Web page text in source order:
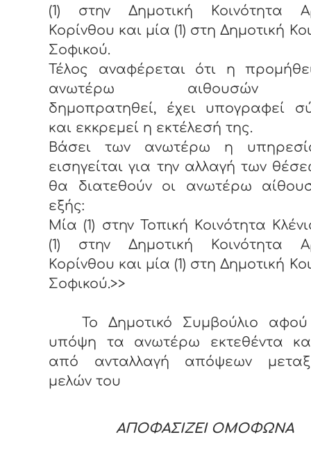
(1) στην Δημοτική Κοινότητα
Κορίνθου και μία (1) στη Δημοτική
Σοφικού.
Τέλος αναφέρεται ότι η
ανωτέρω αιθουσών
δημοπρατηθεί, έχει υπογραφεί
και εκκρεμεί η εκτέλεσή της.
Βάσει των ανωτέρω η
εισηγείται για την αλλαγή των
θα διατεθούν οι ανωτέρω
εξής:
Μία (1) στην Τοπική Κοινότητα
(1) στην Δημοτική Κοινότητα
Κορίνθου και μία (1) στη Δημοτική
Σοφικού.>>
Το Δημοτικό Συμβούλιο
υπόψη τα ανωτέρω εκτεθέντα
από ανταλλαγή απόψεων
μελών του
ΑΠΟΦΑΣΙΖΕΙ ΟΜΟΦΩΝΑ